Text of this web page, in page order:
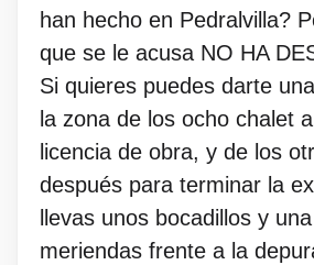
han hecho en Pedralvilla?
que se le acusa NO HA
Si quieres puedes darte
la zona de los ocho chalet
licencia de obra, y de los
después para terminar la
llevas unos bocadillos y
meriendas frente a la